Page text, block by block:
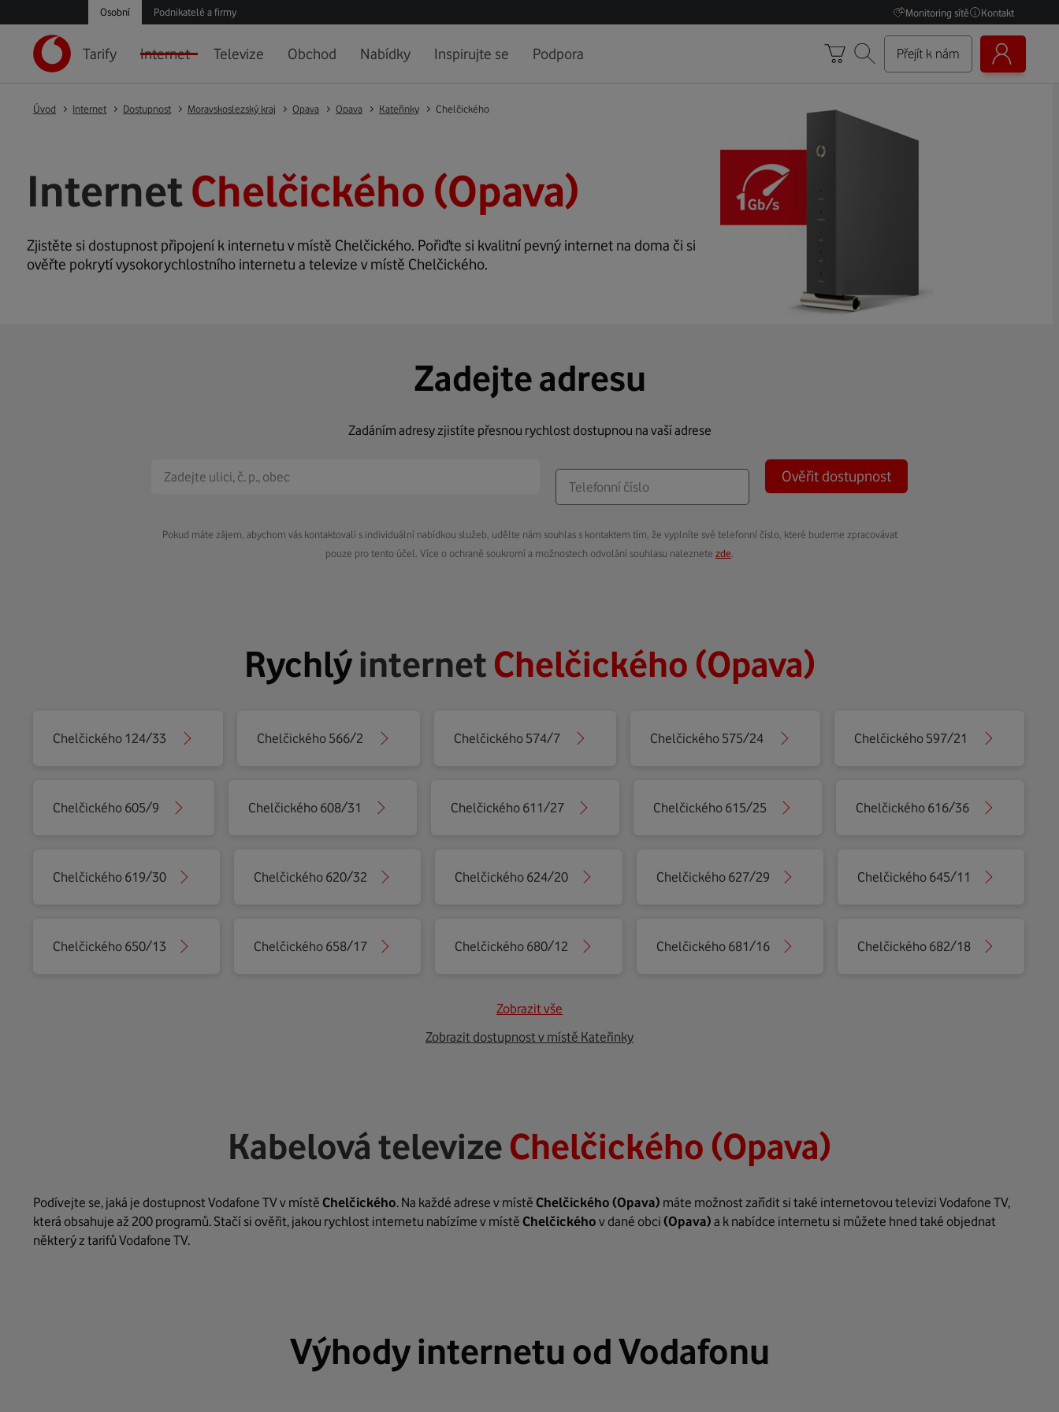
Osobní Podnikatelé a firmy Monitoring sítě Kontakt
Tarify Internet Televize Obchod Nabídky Inspirujte se Podpora Přejít k nám
Úvod Internet Dostupnost Moravskoslezský kraj Opava Opava Kateřinky Chelčického
InternetChelčického (Opava)
Zjistěte si dostupnost připojení k internetu v místě Chelčického. Pořiďte si kvalitní pevný internet na doma či si
ověřte pokrytí vysokorychlostního internetu a televize v místě Chelčického.
Zadejte adresu
Zadáním adresy zjistíte přesnou rychlost dostupnou na vaší adrese
Ověřit dostupnost
Pokud máte zájem, abychom vás kontaktovali s individuální nabídkou služeb, udělte nám souhlas s kontaktem tím, že vyplníte své telefonní číslo, které budeme zpracovávat
pouze pro tento účel. Více o ochraně soukromí a možnostech odvolání souhlasu naleznete zde
RychlýinternetChelčického (Opava)
Chelčického 124/33 Chelčického 566/2 Chelčického 574/7 Chelčického 575/24 Chelčického 597/21
Chelčického 605/9 Chelčického 608/31 Chelčického 611/27 Chelčického 615/25 Chelčického 616/36
Chelčického 619/30 Chelčického 620/32 Chelčického 624/20 Chelčického 627/29 Chelčického 645/11
Chelčického 650/13 Chelčického 658/17 Chelčického 680/12 Chelčického 681/16 Chelčického 682/18
Zobrazit vše
Zobrazit dostupnost v místě Kateřinky
Kabelová televize Chelčického (Opava)
Podívejte se, jaká je dostupnost Vodafone TV v místě Chelčického. Na každé adrese v místě Chelčického (Opava) máte možnost zařídit si také internetovou televizi Vodafone TV,
která obsahuje až 200 programů. Stačí si ověřit, jakou rychlost internetu nabízíme v místě Chelčického v dané obci (Opava) a k nabídce internetu si můžete hned také objednat
některý z tarifů Vodafone TV.
Výhody internetu od Vodafonu